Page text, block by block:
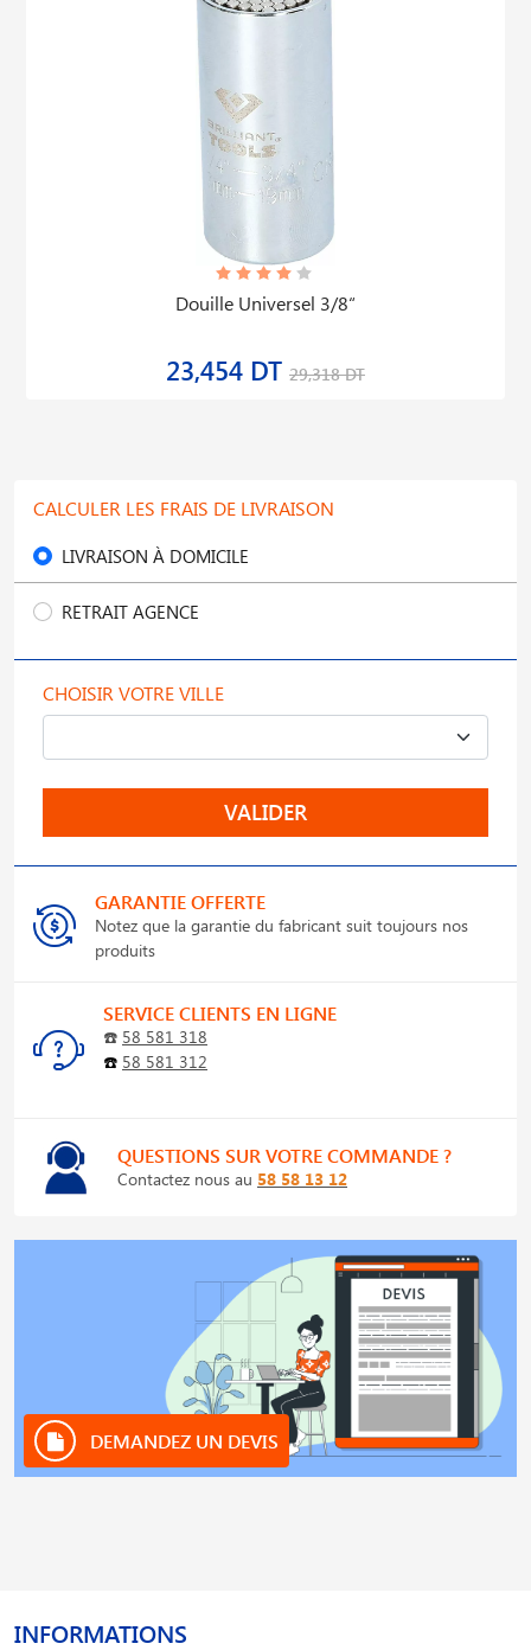
Douille Universel 3/8“
23,454 DT 29,318 DT
CALCULER LES FRAIS DE LIVRAISON
LIVRAISON À DOMICILE
RETRAIT AGENCE
CHOISIR VOTRE VILLE
VALIDER
GARANTIE OFFERTE
Notez que la garantie du fabricant suit toujours nos
produits
SERVICE CLIENTS EN LIGNE
☎️ 58 581 318
☎️ 58 581 312
QUESTIONS SUR VOTRE COMMANDE ?
Contactez nous au 58 58 13 12
DEMANDEZ UN DEVIS
INFORMATIONS